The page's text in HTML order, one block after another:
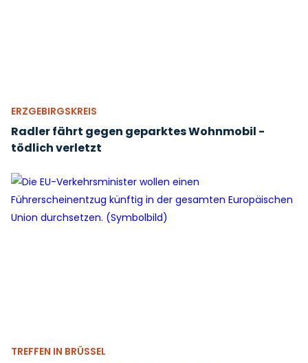
ERZGEBIRGSKREIS
Radler fährt gegen geparktes Wohnmobil -
tödlich verletzt
TREFFEN IN BRÜSSEL